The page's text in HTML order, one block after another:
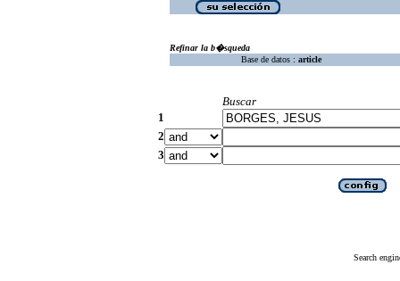
Refinar la b�squeda
Base de datos : article
Buscar
1
2
3
Search